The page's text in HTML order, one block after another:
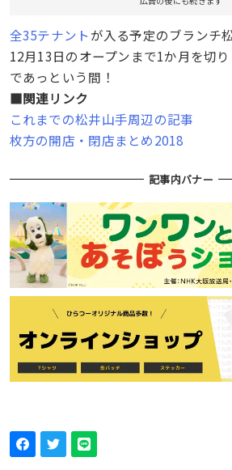
全35テナント が入る予定のブランチ
12月13日のオープンまで1か月を切
であっという間！
■関連リンク
これまでの松井山手周辺の記事
枚方の開店・閉店まとめ2018
記事内バナー